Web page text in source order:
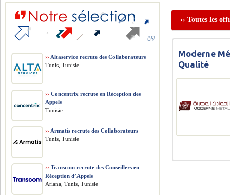
›› Toutes les
Moderne
Qualité
›› Altaservice recrute des Collaborateurs
Tunis, Tunisie
›› Concentrix recrute en Réception des
Appels
Tunisie
›› Armatis recrute des Collaborateurs
Tunis, Tunisie
›› Transcom recrute des Conseillers en
Réception d’Appels
Ariana, Tunis, Tunisie